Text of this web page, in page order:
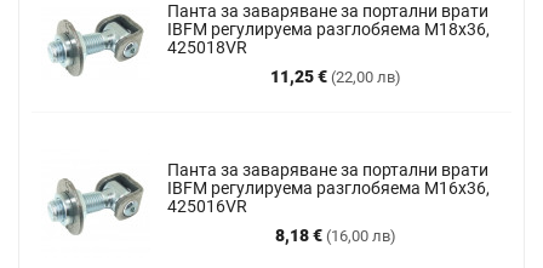
Панта за заваряване за портални врати
IBFM регулируема разглобяема M18x36,
425018VR
11,25 € (22,00 лв)
Цена
Панта за заваряване за портални врати
IBFM регулируема разглобяема М16х36,
425016VR
8,18 € (16,00 лв)
Цена